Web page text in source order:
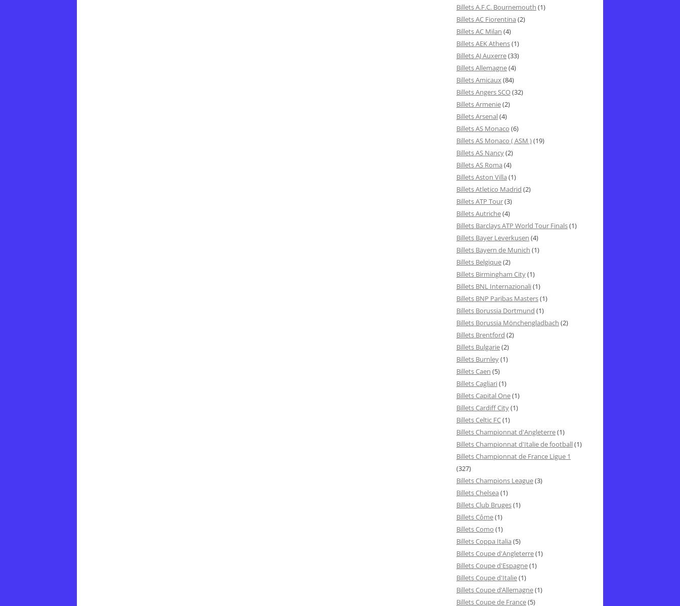
Billets A.F.C. Bournemouth (1)
Billets AC Fiorentina (2)
Billets AC Milan (4)
Billets AEK Athens(1)
Billets AJ Auxerre(33)
Billets Allemagne(4)
Billets Amicaux(84)
Billets Angers SCO(32)
Billets Armenie(2)
Billets Arsenal(4)
Billets AS Monaco (6)
Billets AS Monaco ( ASM )(19)
Billets AS Nancy(2)
Billets AS Roma (4)
Billets Aston Villa (1)
Billets Atletico Madrid (2)
Billets ATP Tour(3)
Billets Autriche(4)
Billets Barclays ATP World Tour Finals(1)
Billets Bayer Leverkusen (4)
Billets Bayern de Munich (1)
Billets Belgique(2)
Billets Birmingham City(1)
Billets BNL Internazionali(1)
Billets BNP Paribas Masters(1)
Billets Borussia Dortmund (1)
Billets Borussia Mönchengladbach (2)
Billets Brentford (2)
Billets Bulgarie(2)
Billets Burnley(1)
Billets Caen (5)
Billets Cagliari(1)
Billets Capital One(1)
Billets Cardiff City(1)
Billets Celtic FC(1)
Billets Championnat d'Angleterre(1)
Billets Championnat d'Italie de football(1)
Billets Championnat de France Ligue 1
(327)
Billets Champions League(3)
Billets Chelsea (1)
Billets Club Bruges(1)
Billets Côme(1)
Billets Como (1)
Billets Coppa Italia (5)
Billets Coupe d'Angleterre(1)
Billets Coupe d'Espagne(1)
Billets Coupe d'Italie(1)
Billets Coupe d’Allemagne(1)
Billets Coupe de France(5)